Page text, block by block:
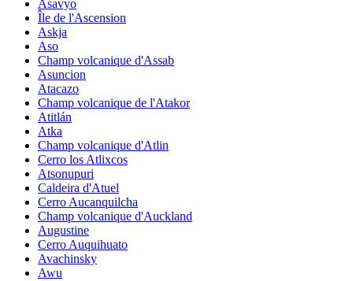
Asavyo
Île de l'Ascension
Askja
Aso
Champ volcanique d'Assab
Asuncion
Atacazo
Champ volcanique de l'Atakor
Atitlán
Atka
Champ volcanique d'Atlin
Cerro los Atlixcos
Atsonupuri
Caldeira d'Atuel
Cerro Aucanquilcha
Champ volcanique d'Auckland
Augustine
Cerro Auquihuato
Avachinsky
Awu